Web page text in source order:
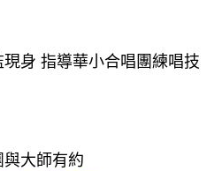
身 指導華小合唱團練唱技
大師有約